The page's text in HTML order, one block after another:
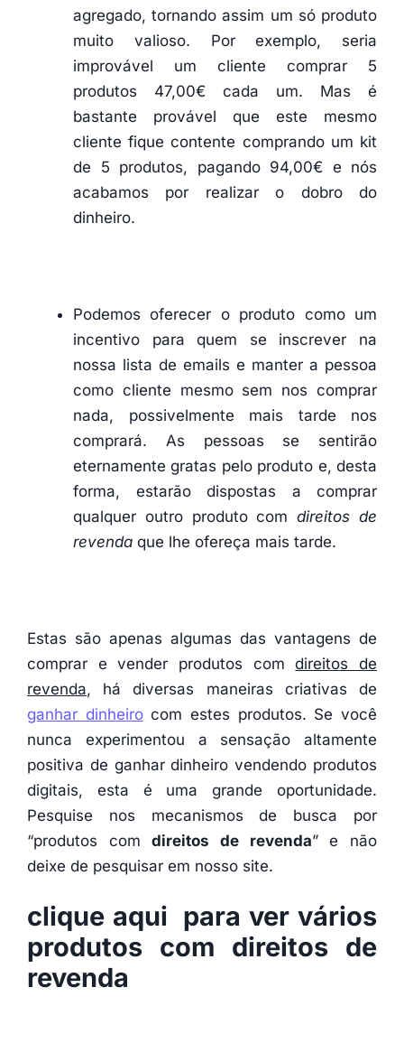
agregado, tornando assim um só produto
muito valioso. Por exemplo, seria
improvável um cliente comprar 5
produtos 47,00€ cada um. Mas é
bastante provável que este mesmo
cliente fique contente comprando um kit
de 5 produtos, pagando 94,00€ e nós
acabamos por realizar o dobro do
dinheiro.
Podemos oferecer o produto como um
incentivo para quem se inscrever na
nossa lista de emails e manter a pessoa
como cliente mesmo sem nos comprar
nada, possivelmente mais tarde nos
comprará. As pessoas se sentirão
eternamente gratas pelo produto e, desta
forma, estarão dispostas a comprar
qualquer outro produto comdireitos de
revenda que lhe ofereça mais tarde.
Estas são apenas algumas das vantagens de
comprar e vender produtos comdireitos de
revenda, há diversas maneiras criativas de
ganhar dinheirocom estes produtos. Se você
nunca experimentou a sensação altamente
positiva de ganhar dinheiro vendendo produtos
digitais, esta é uma grande oportunidade.
Pesquise nos mecanismos de busca por
“produtos comdireitos de revenda” e não
deixe de pesquisar em nosso site.
clique aqui para ver vários
produtos com direitos de
revenda